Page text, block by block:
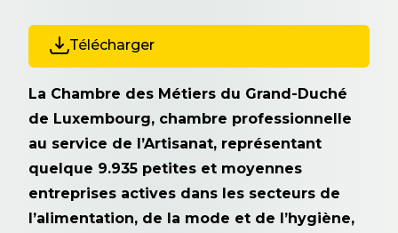
Télécharger
La Chambre des Métiers du Grand-Duché
de Luxembourg, chambre professionnelle
au service de l’Artisanat, représentant
quelque 9.935 petites et moyennes
entreprises actives dans les secteurs de
l’alimentation, de la mode et de l’hygiène,